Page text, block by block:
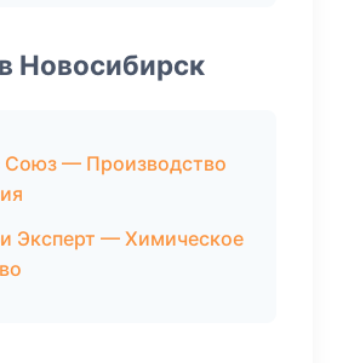
Новосибирск
Союз — Производство
Эксперт — Химическое